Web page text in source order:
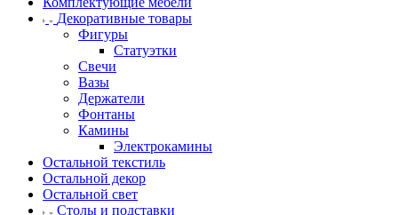
Декоративные товары
Фигуры
Статуэтки
Свечи
Вазы
Держатели
Фонтаны
Камины
Электрокамины
Остальной текстиль
Остальной декор
Остальной свет
Столы и подставки